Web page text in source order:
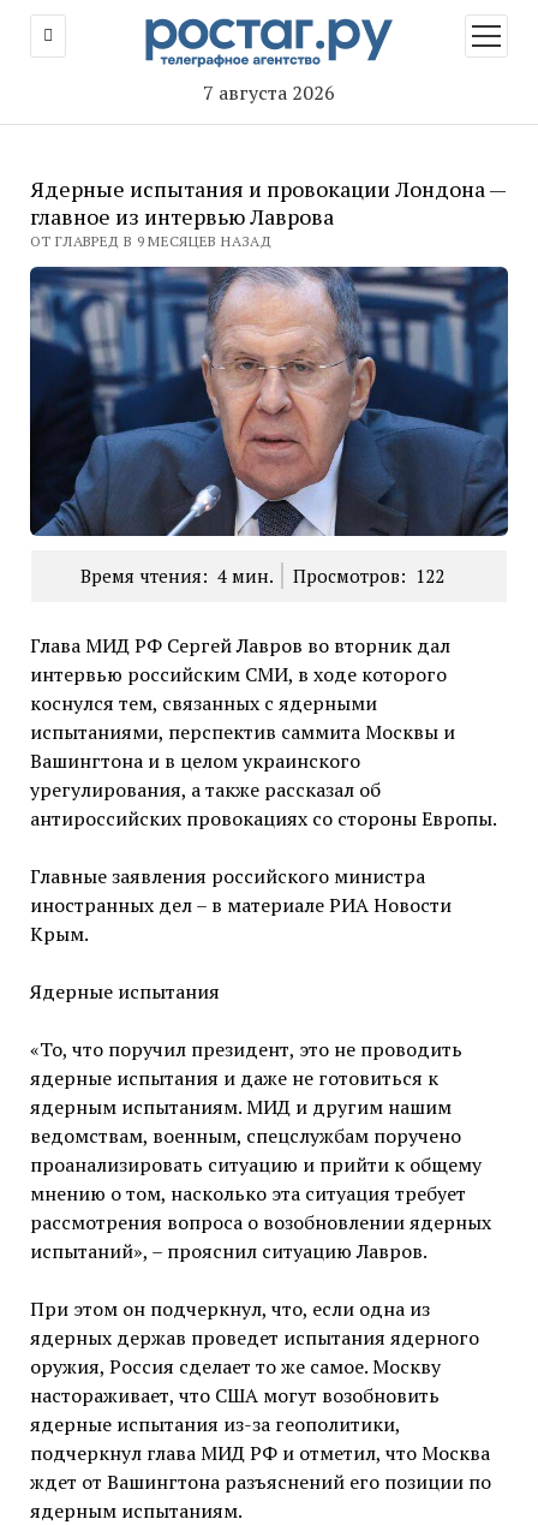
7 августа 2026
меню
Ядерные испытания и провокации Лондона —
главное из интервью Лаврова
ОТ ГЛАВРЕД В 9 МЕСЯЦЕВ НАЗАД
Время чтения: 4 мин. Просмотров: 122
Глава МИД РФ Сергей Лавров во вторник дал
интервью российским СМИ, в ходе которого
коснулся тем, связанных с ядерными
испытаниями, перспектив саммита Москвы и
Вашингтона и в целом украинского
урегулирования, а также рассказал об
антироссийских провокациях со стороны Европы.
Главные заявления российского министра
иностранных дел – в материале РИА Новости
Крым.
Ядерные испытания
«То, что поручил президент, это не проводить
ядерные испытания и даже не готовиться к
ядерным испытаниям. МИД и другим нашим
ведомствам, военным, спецслужбам поручено
проанализировать ситуацию и прийти к общему
мнению о том, насколько эта ситуация требует
рассмотрения вопроса о возобновлении ядерных
испытаний», – прояснил ситуацию Лавров.
При этом он подчеркнул, что, если одна из
ядерных держав проведет испытания ядерного
оружия, Россия сделает то же самое. Москву
настораживает, что США могут возобновить
ядерные испытания из-за геополитики,
подчеркнул глава МИД РФ и отметил, что Москва
ждет от Вашингтона разъяснений его позиции по
ядерным испытаниям.